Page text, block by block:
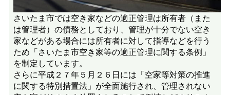
さいたま市では空き家などの適正管理は所有者（また
は管理者）の債務としており、管理が十分でない空き
家などがある場合には所有者に対して指導などを行う
ため「さいたま市空き家等の適正管理に関する条例」
を制定しています。
さらに平成２７年５月２６日には「空家等対策の推進
に関する特別措置法」が全面施行され、管理されない